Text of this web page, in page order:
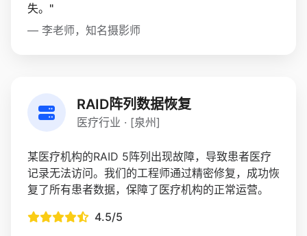
失。"
— 李老师，知名摄影师
RAID阵列数据恢复
医疗行业 · [泉州]
某医疗机构的RAID 5阵列出现故障，导致患者医疗
记录无法访问。我们的工程师通过精密修复，成功恢
复了所有患者数据，保障了医疗机构的正常运营。
4.5/5